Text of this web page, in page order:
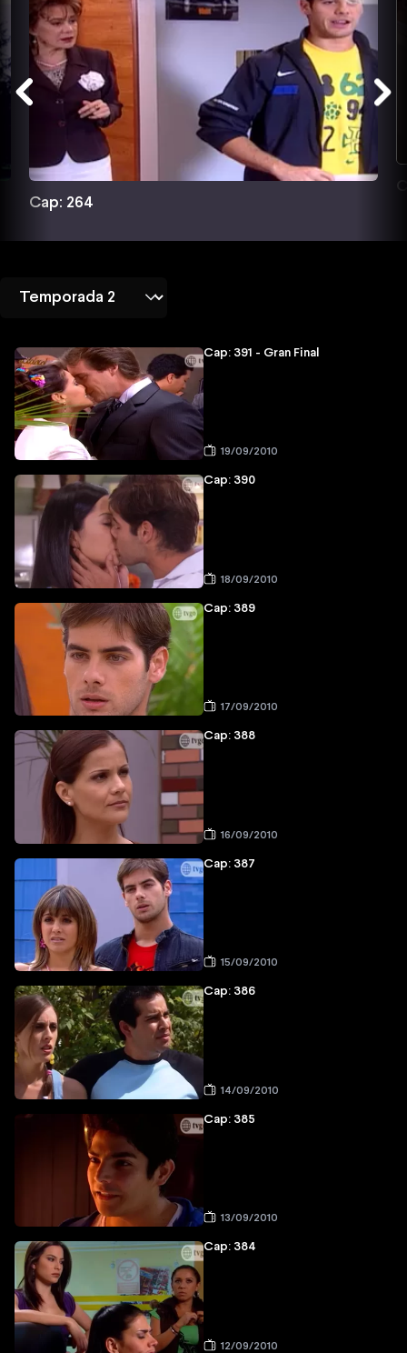
Cap: 264
Cap: 391 - Gran Final
19/09/2010
Cap: 390
18/09/2010
Cap: 389
17/09/2010
Cap: 388
16/09/2010
Cap: 387
15/09/2010
Cap: 386
14/09/2010
Cap: 385
13/09/2010
Cap: 384
12/09/2010